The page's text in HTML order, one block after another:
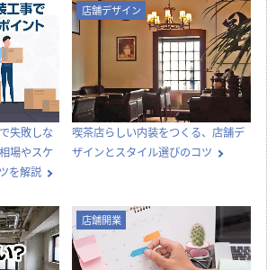
店舗デザイン
法律
店舗開業
コラムTOP
店舗デザイン